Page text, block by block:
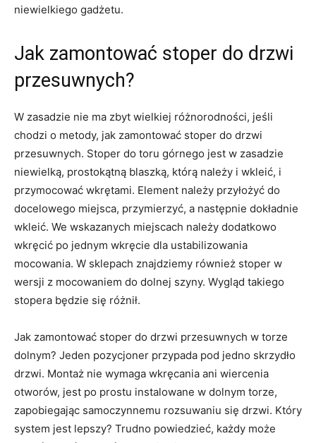
niewielkiego gadżetu.
Jak zamontować stoper do drzwi
przesuwnych?
W zasadzie nie ma zbyt wielkiej różnorodności, jeśli
chodzi o metody, jak zamontować stoper do drzwi
przesuwnych. Stoper do toru górnego jest w zasadzie
niewielką, prostokątną blaszką, którą należy i wkleić, i
przymocować wkrętami. Element należy przyłożyć do
docelowego miejsca, przymierzyć, a następnie dokładnie
wkleić. We wskazanych miejscach należy dodatkowo
wkręcić po jednym wkręcie dla ustabilizowania
mocowania. W sklepach znajdziemy również stoper w
wersji z mocowaniem do dolnej szyny. Wygląd takiego
stopera będzie się różnił.
Jak zamontować stoper do drzwi przesuwnych w torze
dolnym? Jeden pozycjoner przypada pod jedno skrzydło
drzwi. Montaż nie wymaga wkręcania ani wiercenia
otworów, jest po prostu instalowane w dolnym torze,
zapobiegając samoczynnemu rozsuwaniu się drzwi. Który
system jest lepszy? Trudno powiedzieć, każdy może